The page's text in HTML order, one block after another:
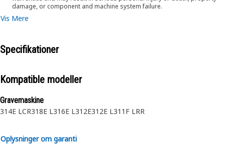
damage, or component and machine system failure.
Vis Mere
Specifikationer
Kompatible modeller
Gravemaskine
314E LCR318E L316E L312E312E L311F LRR
Oplysninger om garanti